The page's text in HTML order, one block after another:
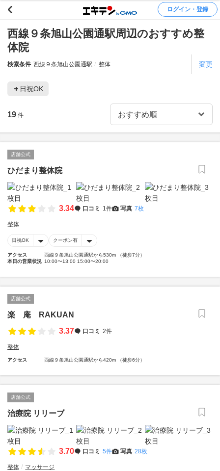
ログイン・登録
西線９条旭山公園通駅周辺のおすすめ整
体院
検索条件 西線９条旭山公園通駅 整体 変更
日祝OK
19 件
店舗公式
ひだまり整体院
3.34 口コミ 1件 写真 7枚
整体
日祝OK クーポン有
アクセス
西線９条旭山公園通駅から530m （徒歩7分）
本日の営業状況 10:00〜13:00 15:00〜20:00
店舗公式
楽 庵 RAKUAN
3.37
口コミ 2件
整体
アクセス 西線９条旭山公園通駅から420m （徒歩6分）
店舗公式
治療院 リリーブ
3.70 口コミ 5件 写真 28枚
整体 マッサージ